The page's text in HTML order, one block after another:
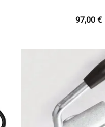
97,00€